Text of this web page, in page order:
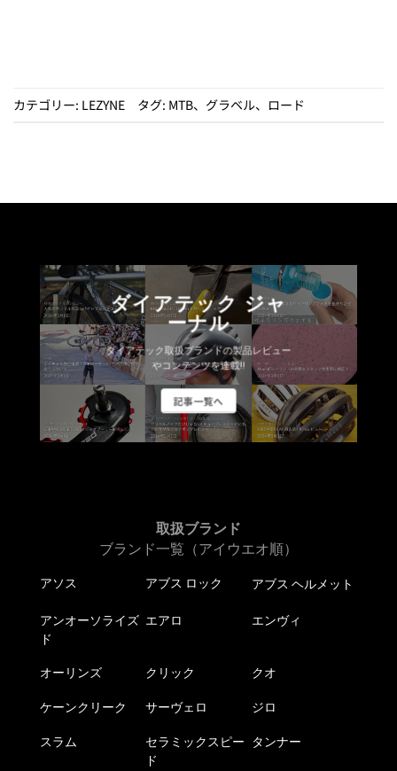
カテゴリー: LEZYNE タグ: MTB、 グラベル、 ロード
ダイアテック ジャ
ーナル
ダイアテック取扱ブランドの製品レビュー
やコンテンツを連載!!
記事一覧へ
取扱ブランド
ブランド一覧（アイウエオ順）
アソス アブス ロック アブス ヘルメット
アンオーソライズ
ド
エアロ エンヴィ
オーリンズ クリック クオ
ケーンクリーク サーヴェロ ジロ
スラム
セラミックスピー
ド
タンナー